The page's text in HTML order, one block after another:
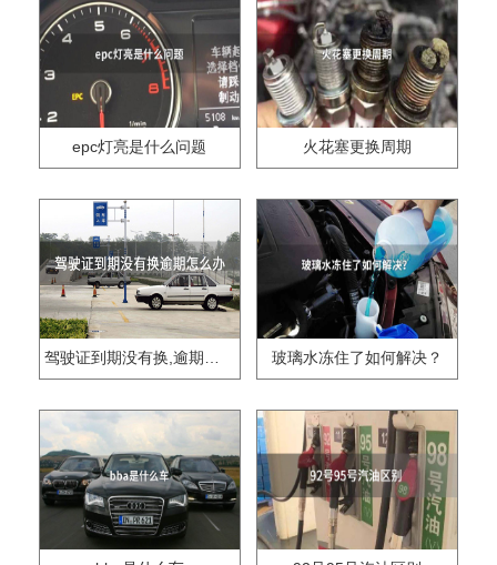
epc灯亮是什么问题 火花塞更换周期
驾驶证到期没有换,逾期怎么办?? 玻璃水冻住了如何解决？